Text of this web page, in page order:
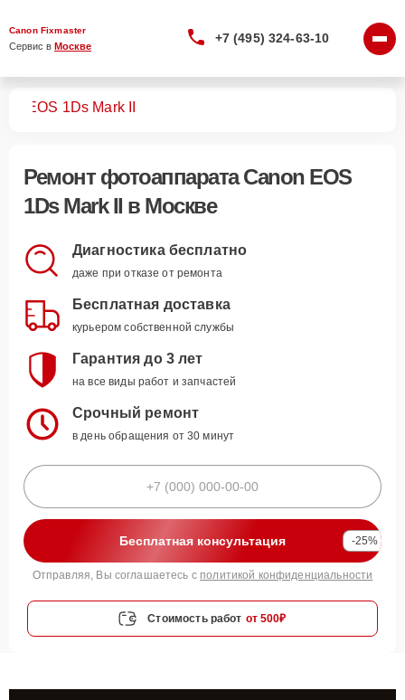
Canon Fixmaster
Сервис в Москве
+7 (495) 324-63-10
EOS 1Ds Mark II
Ремонт фотоаппарата Canon EOS
1Ds Mark II в Москве
Диагностика бесплатно
даже при отказе от ремонта
Бесплатная доставка
курьером собственной службы
Гарантия до 3 лет
на все виды работ и запчастей
Срочный ремонт
в день обращения от 30 минут
Бесплатная консультация -25%
Отправляя, Вы соглашаетесь с политикой конфиденциальности
Стоимость работ от 500₽